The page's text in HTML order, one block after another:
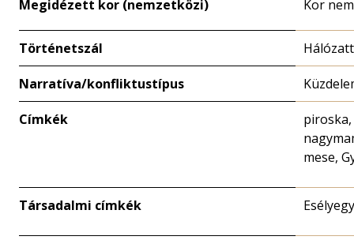
Megidézett kor (nemzetközi) Kor
Történetszál
Narratíva/konfliktustípus
Címkék
mese,
Társadalmi címkék